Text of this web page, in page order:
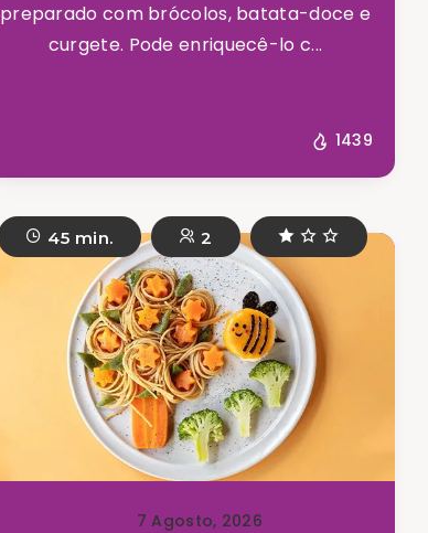
preparado com brócolos, batata-doce e
curgete. Pode enriquecê-lo c...
1439
45 min. 2
7 Agosto, 2026